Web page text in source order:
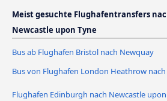
Meist gesuchte Flughafentransfers
Newcastle upon Tyne
Bus ab Flughafen Bristol nach Newquay
Bus von Flughafen London Heathrow
Flughafen Edinburgh nach Newcastle